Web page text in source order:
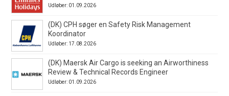
Udløber: 01.09.2026
(DK) CPH søger en Safety Risk Management
Koordinator
Udløber: 17.08.2026
(DK) Maersk Air Cargo is seeking an Airworthiness
Review & Technical Records Engineer
Udløber: 01.09.2026